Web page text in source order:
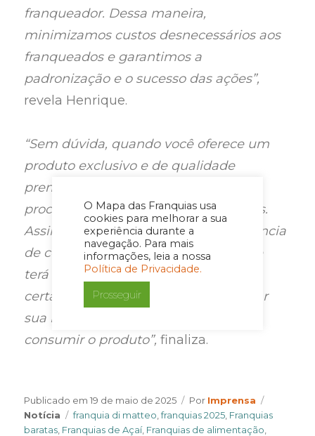
O Mapa das Franquias usa
cookies para melhorar a sua
experiência durante a
navegação. Para mais
informações, leia a nossa
Política de Privacidade.
Prosseguir
franqueador. Dessa maneira,
minimizamos custos desnecessários aos
franqueados e garantimos a
padronização e o sucesso das ações”,
revela Henrique.
“Sem dúvida, quando você oferece um
produto exclusivo e de qualidade
premium aos seus clientes, seus
processos deverão estar padronizados.
Assim, você poderá garantir a recorrência
de compra desse cliente, pois sempre
terá a melhor experiência, e isso
certamente irá influenciá-lo a procurar
sua marca sempre que pensar em
consumir o produto”, finaliza.
Publicado em19 de maio de 2025 Por Author
Imprensa
Notícia
Tags
franquia di matteo ,franquias 2025 Franquias
baratas Franquias de Açaí, Franquias de alimentação